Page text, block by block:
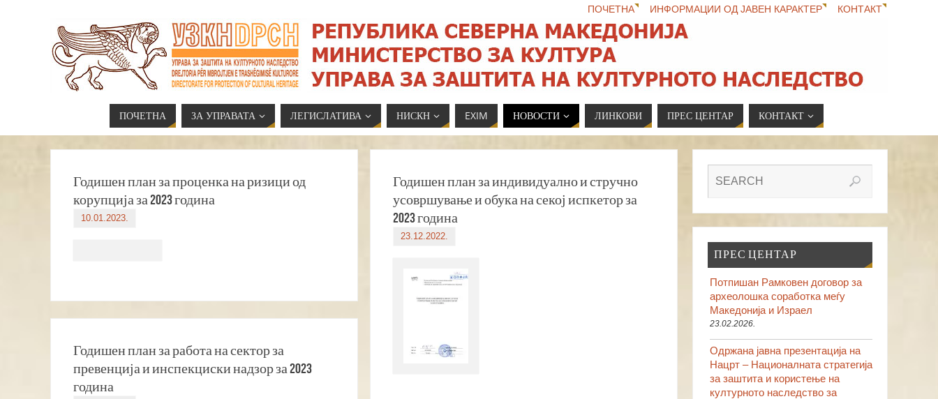
ПОЧЕТНА ИНФОРМАЦИИ ОД ЈАВЕН КАРАКТЕР КОНТАКТ
ПОЧЕТНА ЗА УПРАВАТА ЛЕГИСЛАТИВА НИСКН EXIM НОВОСТИ ЛИНКОВИ ПРЕС ЦЕНТАР КОНТАКТ
Годишен план за проценка на ризици од
корупција за 2023 година
10.01.2023.
Годишен план за индивидуално и стручно
усовршување и обука на секој испкетор за
2023 година
23.12.2022.
Годишен план за работа на сектор за
превенција и инспекциски надзор за 2023
година
ПРЕС ЦЕНТАР
Потпишан Рамковен договор за
археолошка соработка меѓу
Македонија и Израел
23.02.2026.
Одржана јавна презентација на
Нацрт – Националната стратегија
за заштита и користење на
културното наследство за